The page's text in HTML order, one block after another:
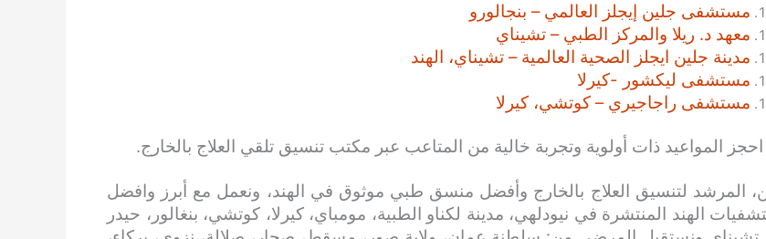
مستشفى جلين إيجلز العالمي – بنجالورو
معهد د. ريلا والمركز الطبي – تشيناي
مدينة جلين ايجلز الصحية العالمية – تشيناي، الهند
مستشفى ليكشور -كيرلا
مستشفى راجاجيري – كوتشي، كيرلا
احجز المواعيد ذات أولوية وتجربة خالية من المتاعب عبر مكتب تنسيق تلقي العلاج بالخارج.
المرشد لتنسيق العلاج بالخارج وأفضل منسق طبي موثوق في الهند، ونعمل مع أبرز وافضل
الهند المنتشرة في نيودلهي، مدينة لكناو الطبية، مومباي، كيرلا، كوتشي، بنغالور، حيدر